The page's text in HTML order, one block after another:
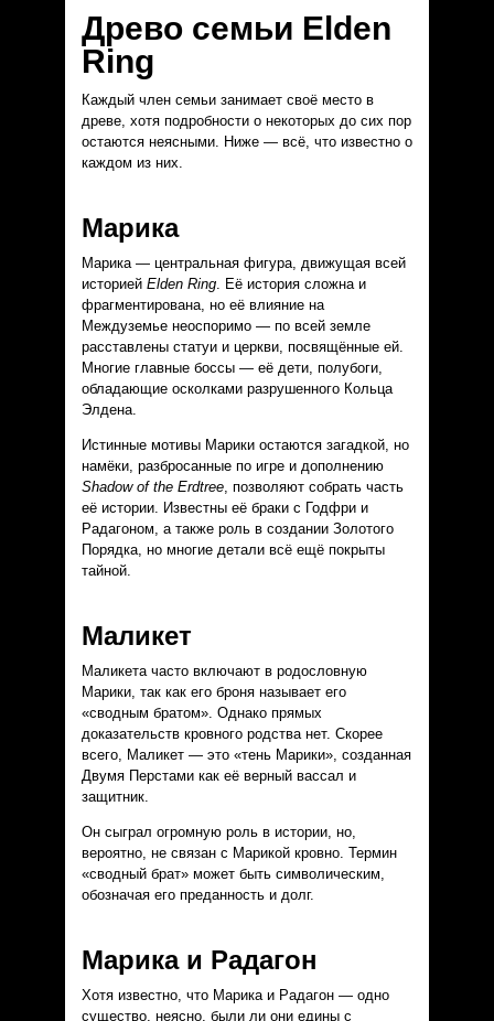
Древо семьи Elden
Ring
Каждый член семьи занимает своё место в
древе, хотя подробности о некоторых до сих пор
остаются неясными. Ниже — всё, что известно о
каждом из них.
Марика
Марика — центральная фигура, движущая всей
историей Elden Ring. Её история сложна и
фрагментирована, но её влияние на
Междуземье неоспоримо — по всей земле
расставлены статуи и церкви, посвящённые ей.
Многие главные боссы — её дети, полубоги,
обладающие осколками разрушенного Кольца
Элдена.
Истинные мотивы Марики остаются загадкой, но
намёки, разбросанные по игре и дополнению
Shadow of the Erdtree, позволяют собрать часть
её истории. Известны её браки с Годфри и
Радагоном, а также роль в создании Золотого
Порядка, но многие детали всё ещё покрыты
тайной.
Маликет
Маликета часто включают в родословную
Марики, так как его броня называет его
«сводным братом». Однако прямых
доказательств кровного родства нет. Скорее
всего, Маликет — это «тень Марики», созданная
Двумя Перстами как её верный вассал и
защитник.
Он сыграл огромную роль в истории, но,
вероятно, не связан с Марикой кровно. Термин
«сводный брат» может быть символическим,
обозначая его преданность и долг.
Марика и Радагон
Хотя известно, что Марика и Радагон — одно
существо, неясно, были ли они едины с